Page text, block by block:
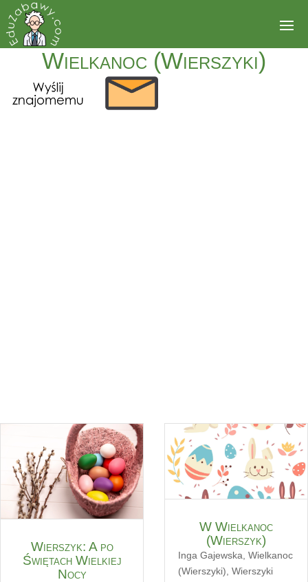
Wielkanoc (Wierszyki)
Wierszyk: A po
Świętach Wielkiej
Nocy
W Wielkanoc
(Wierszyk)
Inga Gajewska Wielkanoc
(Wierszyki) Wierszyki